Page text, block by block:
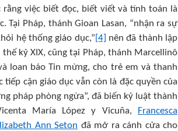
việc biết đọc, biết viết và tính toán là
Pháp, thánh Gioan Lasan, “nhận ra sự
hệ thống giáo dục,” [4] nên đã thành lập
kỷ XIX, cũng tại Pháp, thánh Marcellinô
loan báo Tin mừng, cho trẻ em và thanh
cận giáo dục vẫn còn là đặc quyền của
pháp phòng ngừa”, đã biến kỷ luật thành
María López y Vicuña,
Francesca
Ann Seton đã mở ra cánh cửa cho